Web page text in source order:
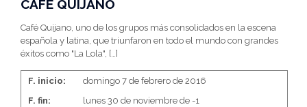
CAFÉ QUIJANO
Café Quijano, uno de los grupos más consolidados en la escena
española y latina, que triunfaron en todo el mundo con grandes
éxitos como "La Lola", […]
F. inicio:
domingo 7 de febrero de 2016
F. fin:
lunes 30 de noviembre de -1